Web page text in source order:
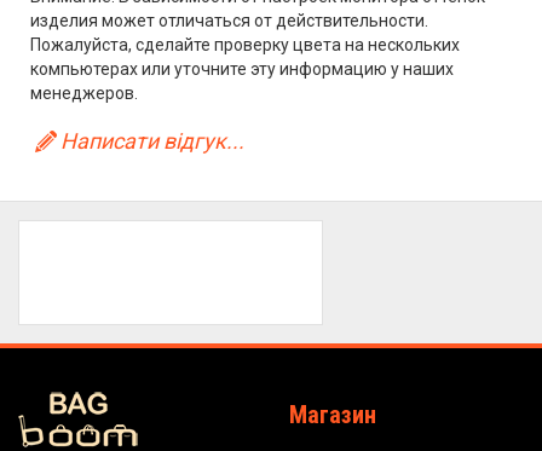
изделия может отличаться от действительности.
Пожалуйста, сделайте проверку цвета на нескольких
компьютерах или уточните эту информацию у наших
менеджеров.
Написати відгук...
Магазин